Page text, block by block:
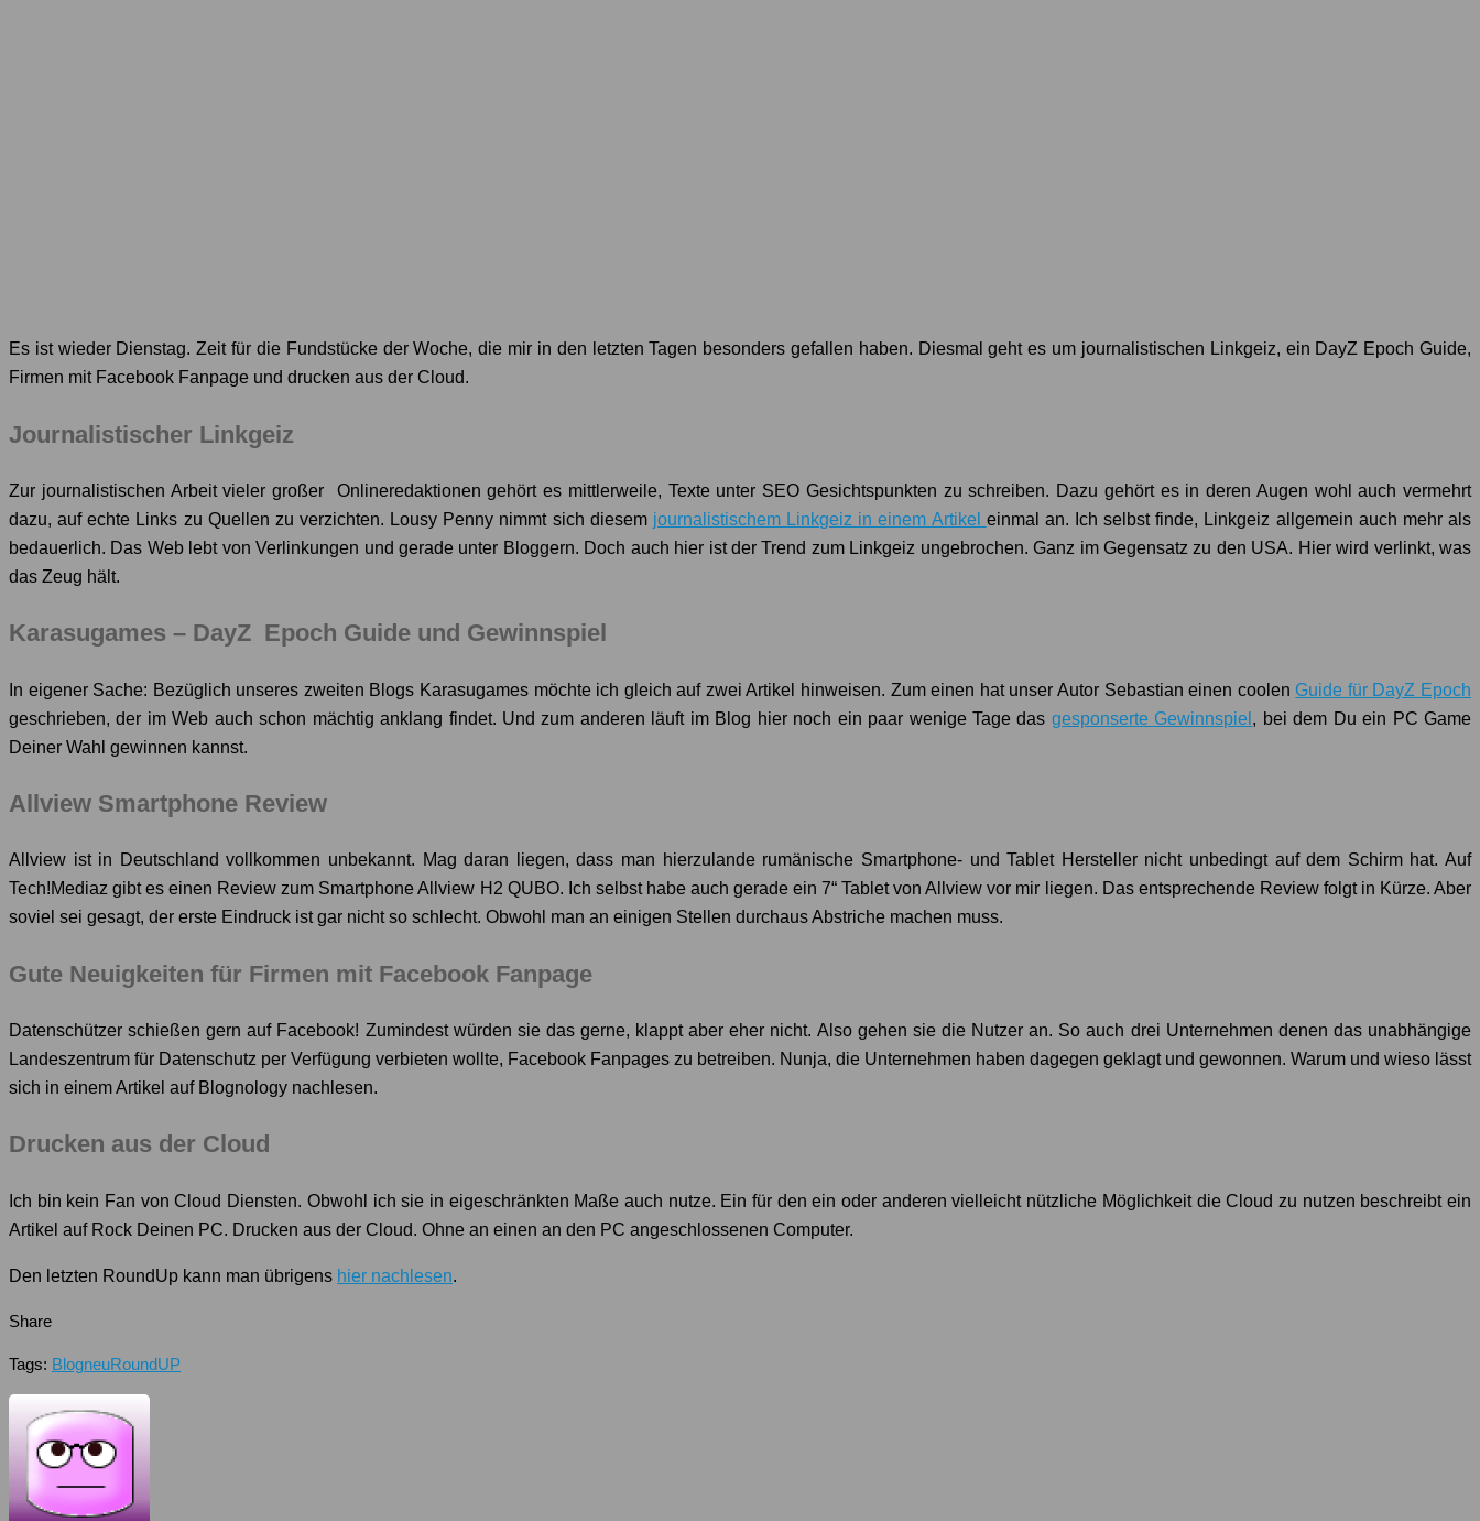
Es ist wieder Dienstag. Zeit für die Fundstücke der Woche, die mir in den letzten Tagen besonders gefallen haben. Diesmal geht es um journalistischen Linkgeiz, ein DayZ Epoch Guide,
Firmen mit Facebook Fanpage und drucken aus der Cloud.
Journalistischer Linkgeiz
Zur journalistischen Arbeit vieler großer Onlineredaktionen gehört es mittlerweile, Texte unter SEO Gesichtspunkten zu schreiben. Dazu gehört es in deren Augen wohl auch vermehrt
dazu, auf echte Links zu Quellen zu verzichten. Lousy Penny nimmt sich diesem journalistischem Linkgeiz in einem Artikel einmal an. Ich selbst finde, Linkgeiz allgemein auch mehr als
bedauerlich. Das Web lebt von Verlinkungen und gerade unter Bloggern. Doch auch hier ist der Trend zum Linkgeiz ungebrochen. Ganz im Gegensatz zu den USA. Hier wird verlinkt, was
das Zeug hält.
Karasugames – DayZ Epoch Guide und Gewinnspiel
In eigener Sache: Bezüglich unseres zweiten Blogs Karasugames möchte ich gleich auf zwei Artikel hinweisen. Zum einen hat unser Autor Sebastian einen coolen Guide für DayZ Epoch
geschrieben, der im Web auch schon mächtig anklang findet. Und zum anderen läuft im Blog hier noch ein paar wenige Tage das gesponserte Gewinnspiel , bei dem Du ein PC Game
Deiner Wahl gewinnen kannst.
Allview Smartphone Review
Allview ist in Deutschland vollkommen unbekannt. Mag daran liegen, dass man hierzulande rumänische Smartphone- und Tablet Hersteller nicht unbedingt auf dem Schirm hat. Auf
Tech!Mediaz gibt es einen Review zum Smartphone Allview H2 QUBO. Ich selbst habe auch gerade ein 7“ Tablet von Allview vor mir liegen. Das entsprechende Review folgt in Kürze. Aber
soviel sei gesagt, der erste Eindruck ist gar nicht so schlecht. Obwohl man an einigen Stellen durchaus Abstriche machen muss.
Gute Neuigkeiten für Firmen mit Facebook Fanpage
Datenschützer schießen gern auf Facebook! Zumindest würden sie das gerne, klappt aber eher nicht. Also gehen sie die Nutzer an. So auch drei Unternehmen denen das unabhängige
Landeszentrum für Datenschutz per Verfügung verbieten wollte, Facebook Fanpages zu betreiben. Nunja, die Unternehmen haben dagegen geklagt und gewonnen. Warum und wieso lässt
sich in einem Artikel auf Blognology nachlesen.
Drucken aus der Cloud
Ich bin kein Fan von Cloud Diensten. Obwohl ich sie in eigeschränkten Maße auch nutze. Ein für den ein oder anderen vielleicht nützliche Möglichkeit die Cloud zu nutzen beschreibt ein
Artikel auf Rock Deinen PC. Drucken aus der Cloud. Ohne an einen an den PC angeschlossenen Computer.
Den letzten RoundUp kann man übrigens hier nachlesen.
Share
Tags: BlogneuRoundUP